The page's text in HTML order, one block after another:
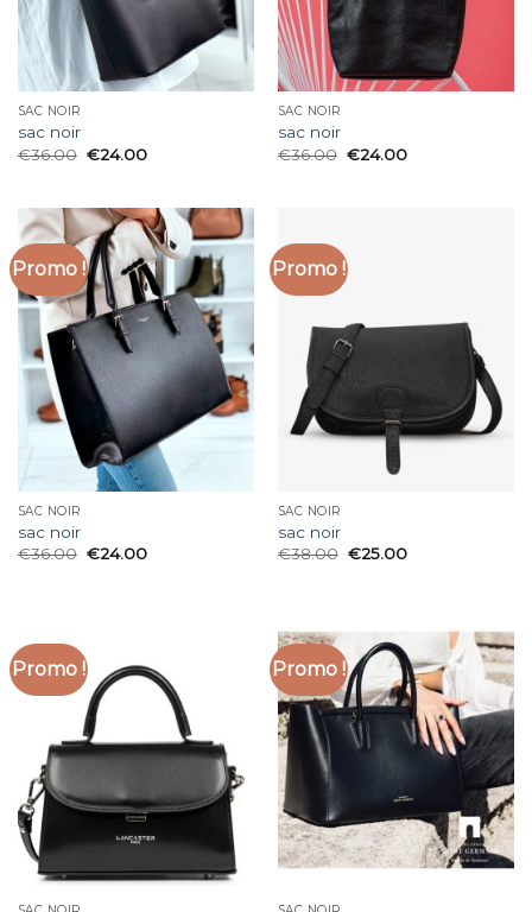
SAC NOIR
sac noir
€36.00 €24.00
SAC NOIR
sac noir
€36.00 €24.00
Promo !
SAC NOIR
sac noir
€36.00 €24.00
Promo !
SAC NOIR
sac noir
€38.00 €25.00
Promo ! Promo !